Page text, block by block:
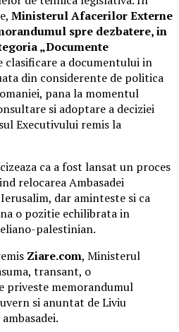
Ministerul Afacerilor Externe
spre dezbatere, in
„Documente
clasificare a documentului in
din considerente de politica
pana la momentul
si adoptare a deciziei
Executivului remis la
ca a fost lansat un proces
relocarea Ambasadei
dar aminteste si ca
o pozitie echilibrata in
palestinian.
Ziare.com, Ministerul
transant, o
priveste memorandumul
si anuntat de Liviu